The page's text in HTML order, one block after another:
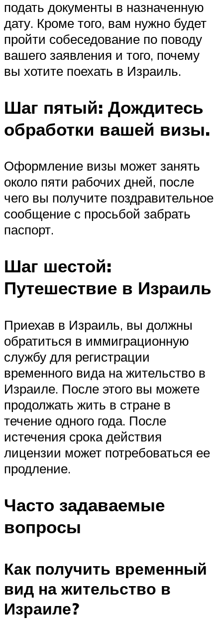
подать документы в назначенную
дату. Кроме того, вам нужно будет
пройти собеседование по поводу
вашего заявления и того, почему
вы хотите поехать в Израиль.
Шаг пятый: Дождитесь
обработки вашей визы.
Оформление визы может занять
около пяти рабочих дней, после
чего вы получите поздравительное
сообщение с просьбой забрать
паспорт.
Шаг шестой:
Путешествие в Израиль
Приехав в Израиль, вы должны
обратиться в иммиграционную
службу для регистрации
временного вида на жительство в
Израиле. После этого вы можете
продолжать жить в стране в
течение одного года. После
истечения срока действия
лицензии может потребоваться ее
продление.
Часто задаваемые
вопросы
Как получить временный
вид на жительство в
Израиле?